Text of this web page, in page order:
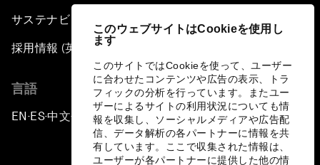
このウェブサイトはCookieを使用し
ます
このサイトではCookieを使って、ユーザー
に合わせたコンテンツや広告の表示、トラ
フィックの分析を行っています。またユー
ザーによるサイトの利用状況についても情
報を収集し、ソーシャルメディアや広告配
信、データ解析の各パートナーに情報を共
有しています。ここで収集された情報は、
ユーザーが各パートナーに提供した他の情
サステナビリティへの取り組み
採用情報 (英語のみ)
言語
EN ▪ES▪中文▪ 日本語